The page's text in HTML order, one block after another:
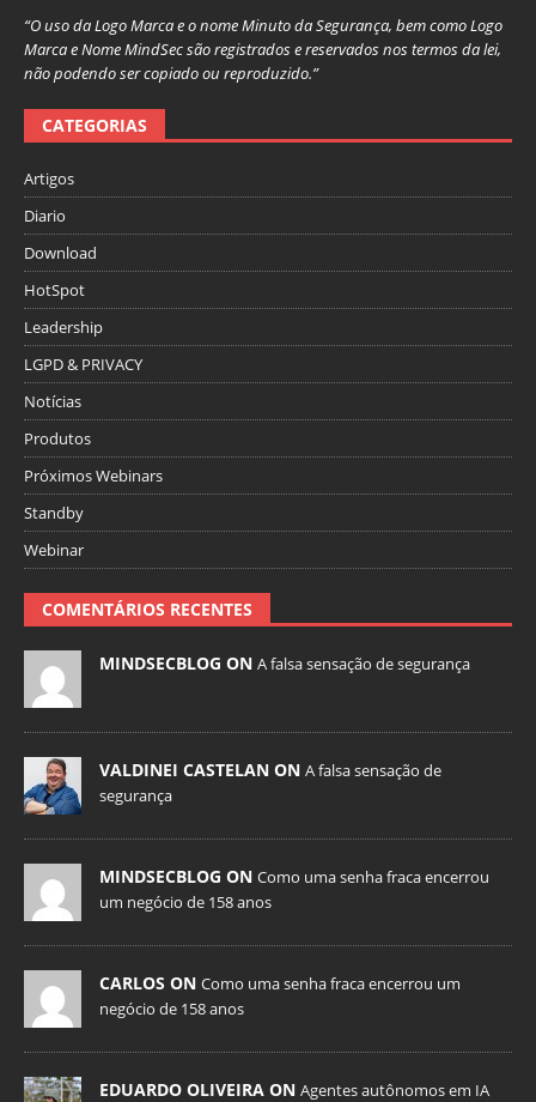
“O uso da Logo Marca e o nome Minuto da Segurança, bem como Logo
Marca e Nome MindSec são registrados e reservados nos termos da lei,
não podendo ser copiado ou reproduzido.”
CATEGORIAS
Artigos
Diario
Download
HotSpot
Leadership
LGPD & PRIVACY
Notícias
Produtos
Próximos Webinars
Standby
Webinar
COMENTÁRIOS RECENTES
MINDSECBLOG ON A falsa sensação de segurança
VALDINEI CASTELAN ON A falsa sensação de
segurança
MINDSECBLOG ON Como uma senha fraca encerrou
um negócio de 158 anos
CARLOS ON Como uma senha fraca encerrou um
negócio de 158 anos
EDUARDO OLIVEIRA ON Agentes autônomos em IA